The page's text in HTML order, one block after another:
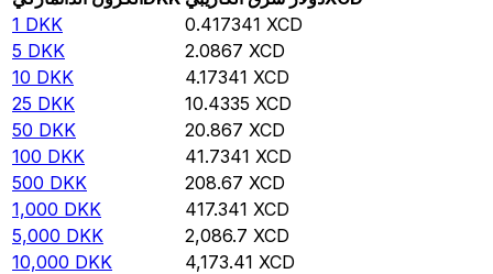
1 DKK 0.417341 XCD
5 DKK 2.0867 XCD
10 DKK 4.17341 XCD
25 DKK 10.4335 XCD
50 DKK 20.867 XCD
100 DKK 41.7341 XCD
500 DKK 208.67 XCD
1,000 DKK 417.341 XCD
5,000 DKK 2,086.7 XCD
10,000 DKK 4,173.41 XCD